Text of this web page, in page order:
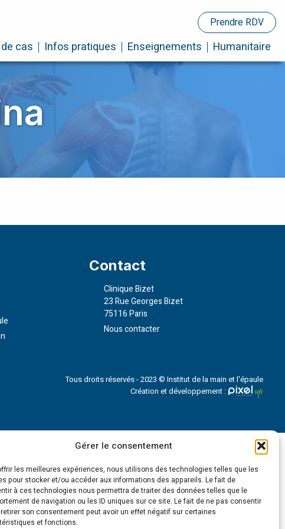
Gérer le consentement
les meilleures expériences, nous utilisons des technologies telles que les
pour stocker et/ou accéder aux informations des appareils. Le fait de
à ces technologies nous permettra de traiter des données telles que le
de navigation ou les ID uniques sur ce site. Le fait de ne pas consentir
son consentement peut avoir un effet négatif sur certaines
et fonctions.
Prendre RDV
cas Infos pratiques Enseignements Humanitaire
Contact
Clinique Bizet
23 Rue Georges Bizet
75116 Paris
Nous contacter
Tous droits réservés - 2023 © Institut de la main et l'épaule
Création et développement :